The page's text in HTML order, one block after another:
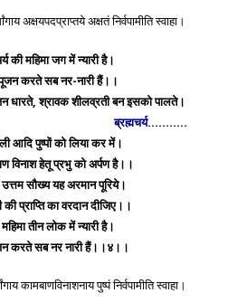
अक्षयपदप्राप्तये अक्षतं निर्वपामीति स्वाहा।
की महिमा जग में न्यारी है।
करते सब नर-नारी हैं।।
धारते, श्रावक शीलव्रती बन इसको पालते।
ब्रह्मचर्य………..
आदि पुष्पों को लिया कर में।
विनाश हेतू प्रभु को अर्पण है।।
सौख्य यह अरमान पूरिये।
प्राप्ति का वरदान दीजिए।।
तीन लोक में न्यारी है।
करते सब नर नारी हैं।।४।।
कामबाणविनाशनाय पुष्पं निर्वपामीति स्वाहा।